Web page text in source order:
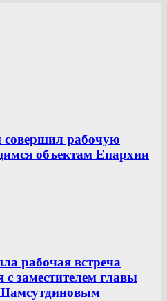
рабочую
объектам Епархии
рабочая встреча
заместителем главы